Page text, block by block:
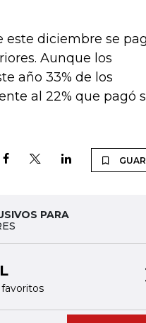
este diciembre se
Aunque los
año 33% de los
al 22% que pagó
PARA